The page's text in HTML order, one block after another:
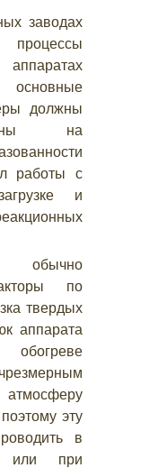
заводах
процессы
должны
на
работы с
и
обычно
по
твердых
аппарата
эту
в
или при